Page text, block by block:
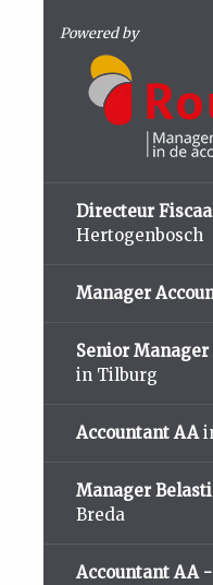
Powered by
Directeur
Hertogenbosch
Manager
Senior
in Tilburg
Accountant AA
Manager
Breda
Accountant AA